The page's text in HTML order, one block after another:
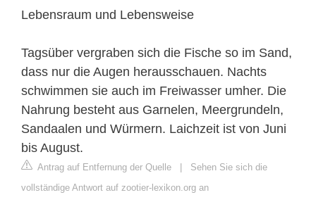
Lebensraum und Lebensweise
Tagsüber vergraben sich die Fische so im Sand,
dass nur die Augen herausschauen. Nachts
schwimmen sie auch im Freiwasser umher. Die
Nahrung besteht aus Garnelen, Meergrundeln,
Sandaalen und Würmern. Laichzeit ist von Juni
bis August.
Antrag auf Entfernung der Quelle | Sehen Sie sich die
vollständige Antwort auf zootier-lexikon.org an